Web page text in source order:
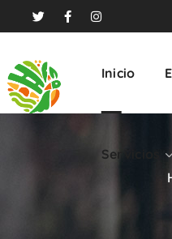
Inicio
Servicios